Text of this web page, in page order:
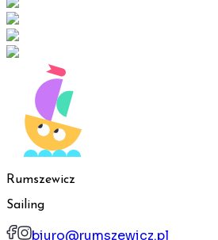
Rumszewicz
Sailing
biuro@rumszewicz.pl